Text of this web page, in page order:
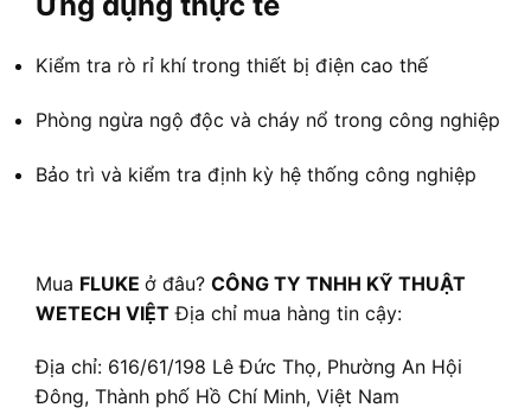
Kiểm tra rò rỉ khí trong thiết bị điện cao thế
Phòng ngừa ngộ độc và cháy nổ trong công nghiệp
Bảo trì và kiểm tra định kỳ hệ thống công nghiệp
Mua FLUKE ở đâu? CÔNG TY TNHH KỸ THUẬT
WETECH VIỆT Địa chỉ mua hàng tin cậy:
Địa chỉ: 616/61/198 Lê Đức Thọ, Phường An Hội
Đông, Thành phố Hồ Chí Minh, Việt Nam